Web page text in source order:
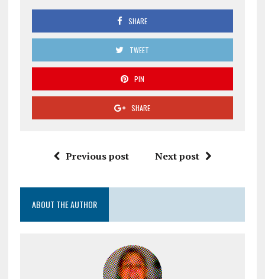
SHARE
TWEET
PIN
SHARE
Previous post Next post
ABOUT THE AUTHOR